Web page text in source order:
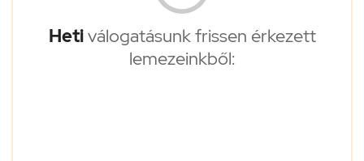
Hetiválogatásunk frissen érkezett
lemezeinkből: